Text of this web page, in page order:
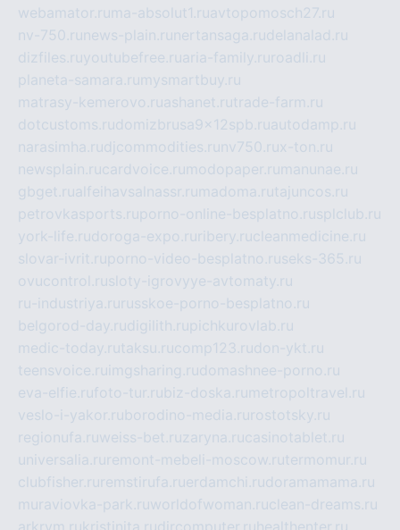
webamator.ru ma-absolut1.ruavtopomosch27.ru
nv-750.ru news-plain.ru nertansaga.rudelanalad.ru
dizfiles.ruyoutubefree.ruaria-family.ru roadli.ru
planeta-samara.ru mysmartbuy.ru
matrasy-kemerovo.ruashanet.rutrade-farm.ru
dotcustoms.rudomizbrusa9x12spb.ruautodamp.ru
narasimha.rudjcommodities.ru nv750.rux-ton.ru
newsplain.rucardvoice.ru modopaper.ru manunae.ru
gbget.rualfeihavsalnassr.ru madoma.rutajuncos.ru
petrovkasports.ruporno-online-besplatno.rusplclub.ru
york-life.rudoroga-expo.ru ribery.rucleanmedicine.ru
slovar-ivrit.ruporno-video-besplatno.ruseks-365.ru
ovucontrol.rusloty-igrovyye-avtomaty.ru
ru-industriya.ru russkoe-porno-besplatno.ru
belgorod-day.rudigilith.rupichkurovlab.ru
medic-today.rutaksu.rucomp123.rudon-ykt.ru
teensvoice.ru imgsharing.rudomashnee-porno.ru
eva-elfie.rufoto-tur.rubiz-doska.ru metropoltravel.ru
veslo-i-yakor.ruborodino-media.ru rostotsky.ru
regionufa.ruweiss-bet.ruzaryna.rucasinotablet.ru
universalia.ru remont-mebeli-moscow.rutermomur.ru
clubfisher.ru remstirufa.ruerdamchi.rudoramamama.ru
muraviovka-park.ruworldofwoman.ruclean-dreams.ru
arkrym.rukristinita.rudircomputer.ru healthenter.ru